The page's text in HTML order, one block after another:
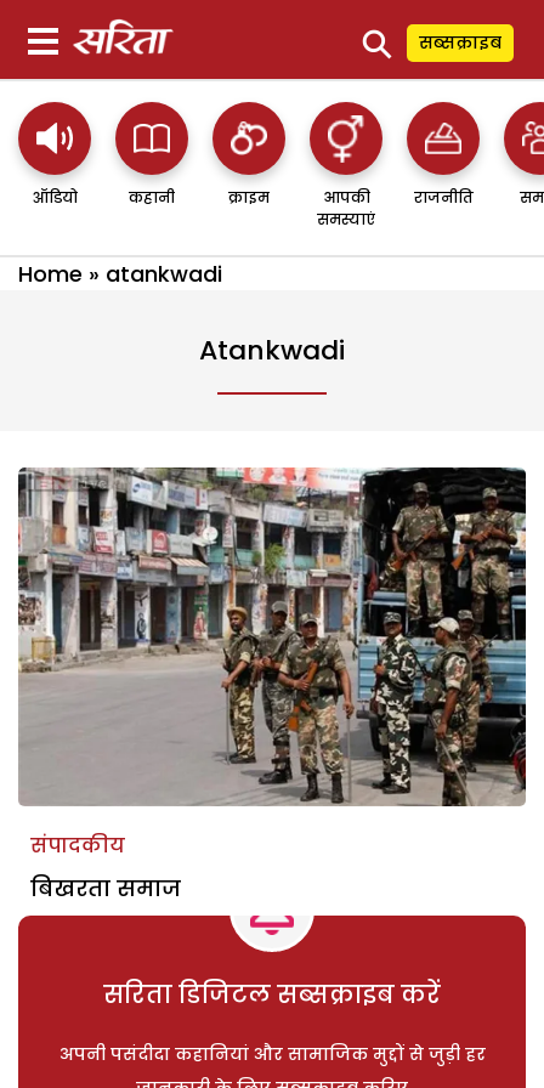
⚲ सब्सक्राइब
ऑडियो कहानी क्राइम
आपकी
समस्याएं
राजनीति
Home » atankwadi
Atankwadi
संपादकीय
बिखरता समाज
सरिता डिजिटल सब्सक्राइब करें
अपनी पसंदीदा कहानियां और सामाजिक मुद्दों से जुड़ी हर